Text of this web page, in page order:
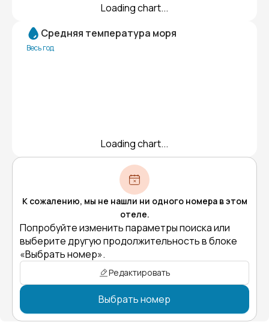
Loading chart...
Средняя температура моря
Весь год
Loading chart...
К сожалению, мы не нашли ни одного номера в этом
отеле.
Попробуйте изменить параметры поиска или
выберите другую продолжительность в блоке
«Выбрать номер».
Редактировать
Выбрать номер